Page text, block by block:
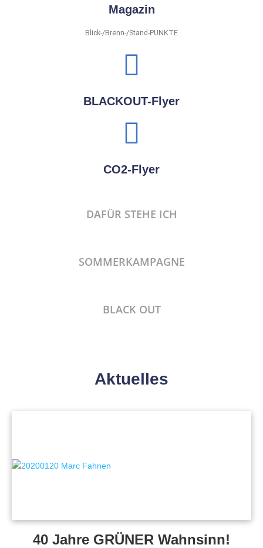
Magazin
Blick-/Brenn-/Stand-PUNKTE
BLACKOUT-Flyer
CO2-Flyer
DAFÜR STEHE ICH
SOMMERKAMPAGNE
BLACK OUT
Aktuelles
40 Jahre GRÜNER Wahnsinn!